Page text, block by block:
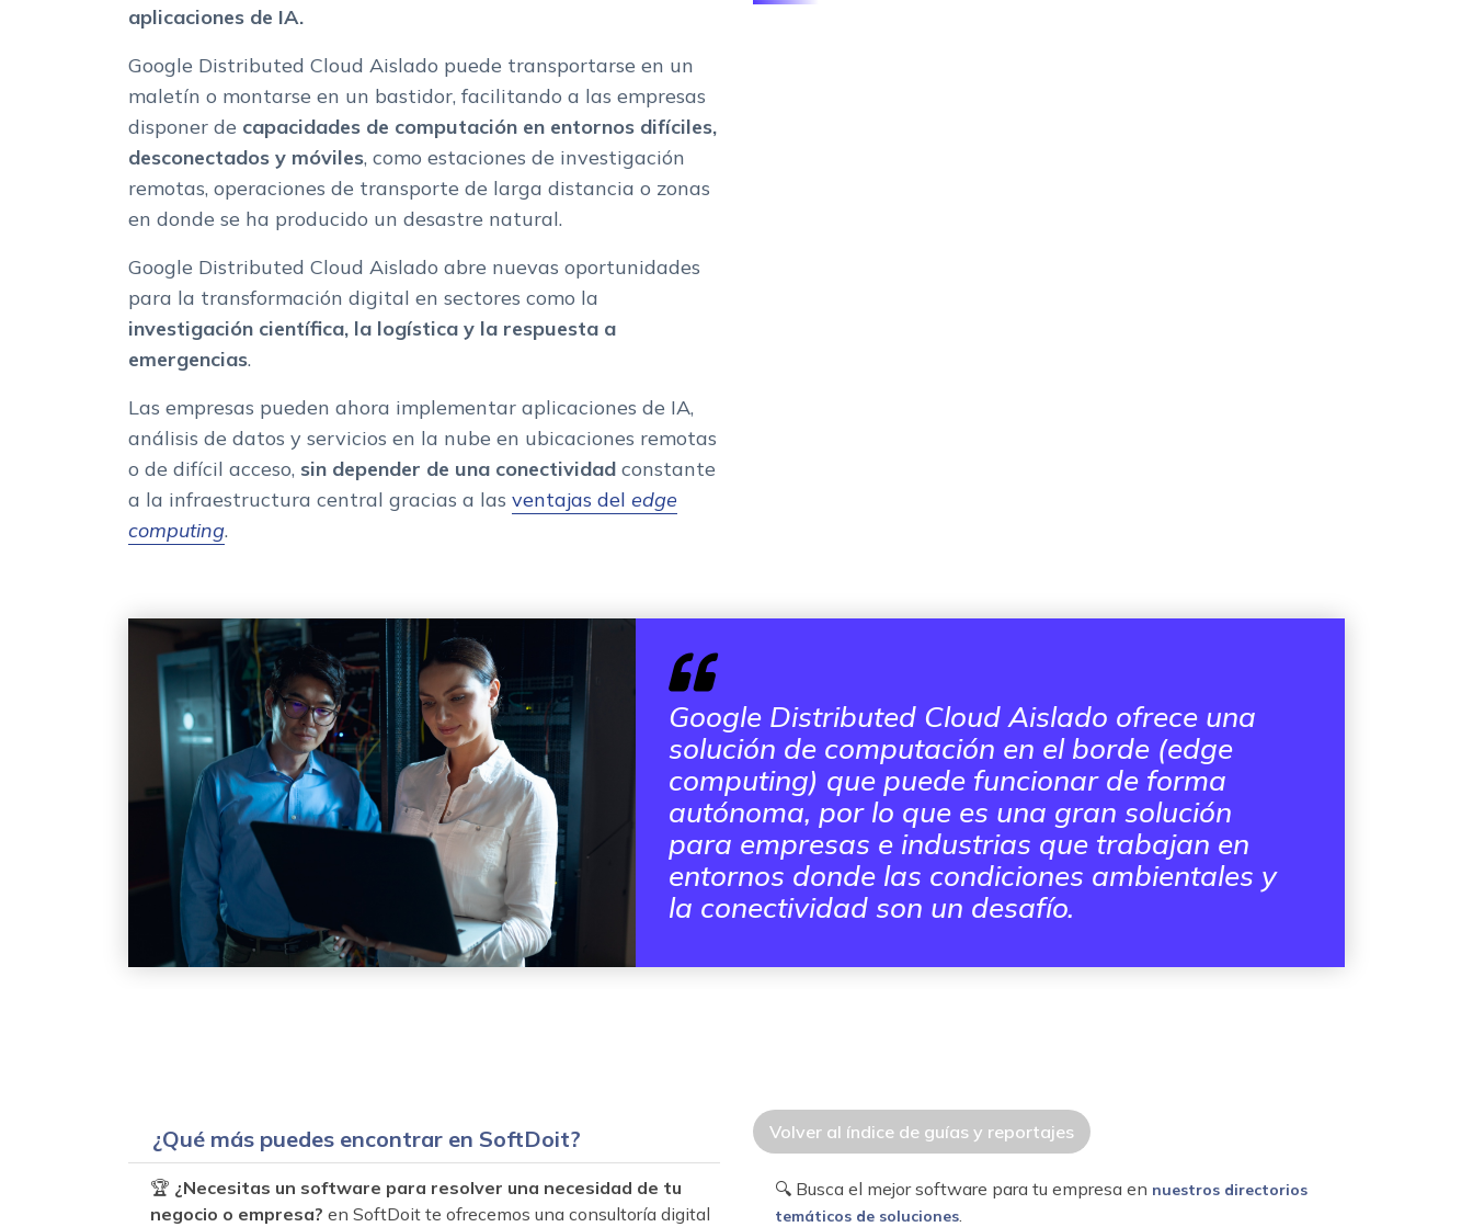
aplicaciones de IA.
Google Distributed Cloud Aislado puede transportarse en un
maletín o montarse en un bastidor, facilitando a las empresas
disponer de capacidades de computación en entornos difíciles,
desconectados y móviles, como estaciones de investigación
remotas, operaciones de transporte de larga distancia o zonas
en donde se ha producido un desastre natural.
Google Distributed Cloud Aislado abre nuevas oportunidades
para la transformación digital en sectores como la
investigación científica, la logística y la respuesta a
emergencias.
Las empresas pueden ahora implementar aplicaciones de IA,
análisis de datos y servicios en la nube en ubicaciones remotas
o de difícil acceso, sin depender de una conectividad constante
a la infraestructura central gracias a las ventajas del edge
computing.
Google Distributed Cloud Aislado ofrece una
solución de computación en el borde (edge
computing) que puede funcionar de forma
autónoma, por lo que es una gran solución
para empresas e industrias que trabajan en
entornos donde las condiciones ambientales y
la conectividad son un desafío.
¿Qué más puedes encontrar en SoftDoit?
🏆 ¿Necesitas un software para resolver una necesidad de tu
negocio o empresa? en SoftDoit te ofrecemos una consultoría digital
Volver al índice de guías y reportajes
🔍 Busca el mejor software para tu empresa en nuestros directorios
temáticos de soluciones.